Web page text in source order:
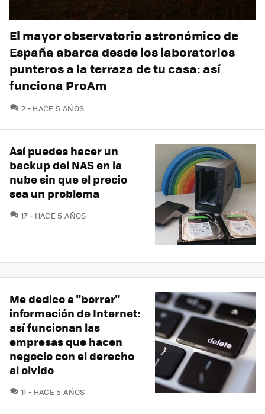
El mayor observatorio astronómico de
España abarca desde los laboratorios
punteros a la terraza de tu casa: así
funciona ProAm
2 COMENTARIOS
HACE 5 AÑOS
Así puedes hacer un
backup del NAS en la
nube sin que el precio
sea un problema
17COMENTARIOS
HACE 5 AÑOS
Me dedico a "borrar"
información de Internet:
así funcionan las
empresas que hacen
negocio con el derecho
al olvido
11 COMENTARIOS
HACE 5 AÑOS